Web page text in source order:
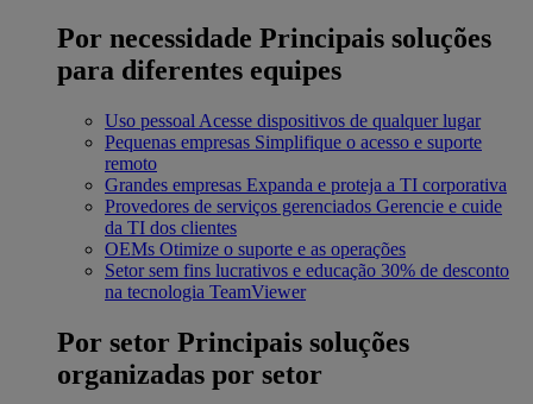
Por necessidade Principais soluções
para diferentes equipes
Uso pessoal Acesse dispositivos de qualquer lugar
Pequenas empresas Simplifique o acesso e suporte
remoto
Grandes empresas Expanda e proteja a TI corporativa
Provedores de serviços gerenciados Gerencie e cuide
da TI dos clientes
OEMs Otimize o suporte e as operações
Setor sem fins lucrativos e educação 30% de desconto
na tecnologia TeamViewer
Por setor Principais soluções
organizadas por setor